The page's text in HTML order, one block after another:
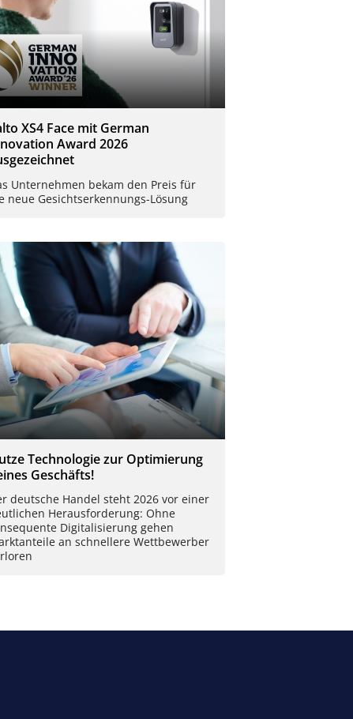
XS4 Face mit German
Award 2026
Unternehmen bekam den Preis für
neue Gesichtserkennungs-Lösung
Technologie zur Optimierung
Geschäfts!
deutsche Handel steht 2026 vor einer
Herausforderung: Ohne
Digitalisierung gehen
an schnellere Wettbewerber